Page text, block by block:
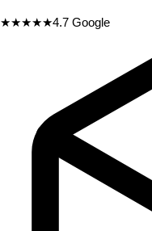
★★★★★4.7 Google